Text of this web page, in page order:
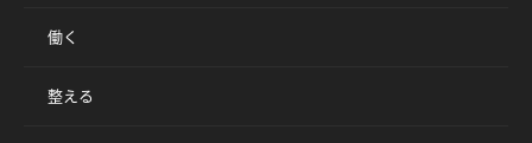
働く
整える